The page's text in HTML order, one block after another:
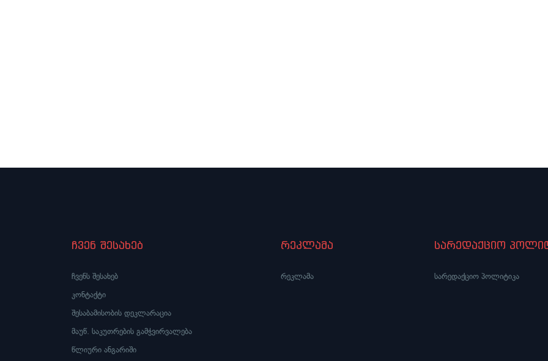
ჩვენ შესახებ
ჩვენს შესახებ
კონტაქტი
შესაბამისობის დეკლარაცია
მაუწ. საკუთრების გამჭვირვალება
წლიური ანგარიში
რეკლამა
რეკლამა
სარედაქციო
სარედაქციო პოლიტიკა